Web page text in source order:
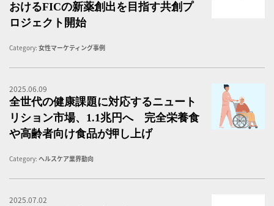
おけるFICの新薬創出を目指す共創プ
ロジェクト開始
Category: 女性マーケティング事例
2025.06.09
全世代の健康課題に対応するニュート
リション市場、1.1兆円へ 完全栄養食
や高齢者向け食品が押し上げ
Category: ヘルスケア業界動向
2025.07.02